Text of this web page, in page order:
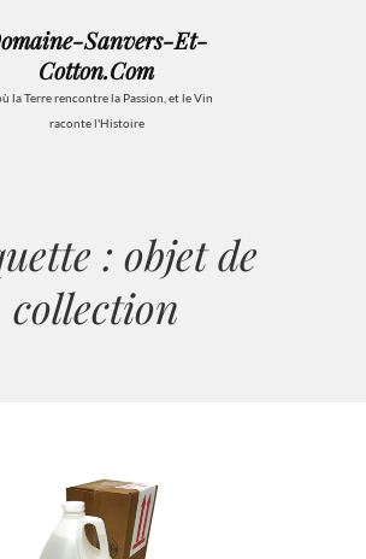
Sanvers-Et-
Cotton.com
la Terre rencontre la Passion, et le Vin
raconte l'Histoire
: objet de
collection